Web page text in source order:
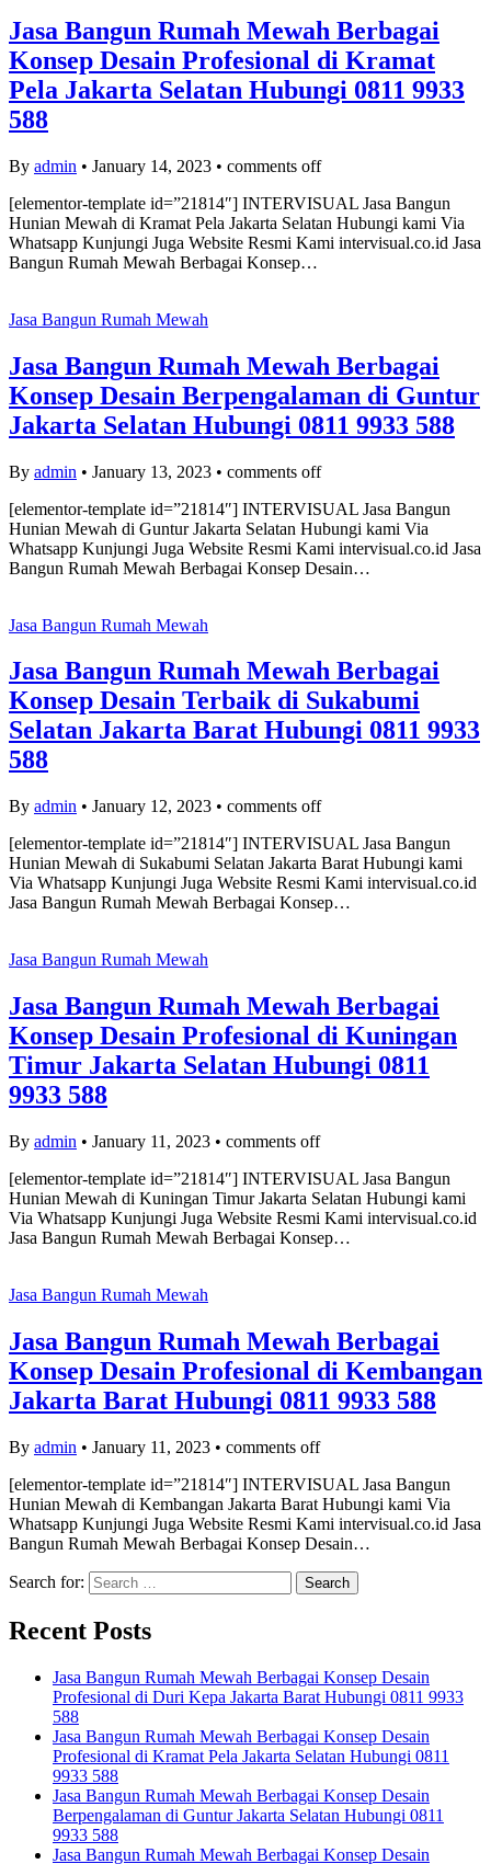
Jasa Bangun Rumah Mewah Berbagai
Konsep Desain Profesional di Kramat
Pela Jakarta Selatan Hubungi 0811 9933
588
By admin • January 14, 2023 • comments off
[elementor-template id=”21814″] INTERVISUAL Jasa Bangun
Hunian Mewah di Kramat Pela Jakarta Selatan Hubungi kami Via
Whatsapp Kunjungi Juga Website Resmi Kami intervisual.co.id Jasa
Bangun Rumah Mewah Berbagai Konsep…
Jasa Bangun Rumah Mewah
Jasa Bangun Rumah Mewah Berbagai
Konsep Desain Berpengalaman di Guntur
Jakarta Selatan Hubungi 0811 9933 588
By admin • January 13, 2023 • comments off
[elementor-template id=”21814″] INTERVISUAL Jasa Bangun
Hunian Mewah di Guntur Jakarta Selatan Hubungi kami Via
Whatsapp Kunjungi Juga Website Resmi Kami intervisual.co.id Jasa
Bangun Rumah Mewah Berbagai Konsep Desain…
Jasa Bangun Rumah Mewah
Jasa Bangun Rumah Mewah Berbagai
Konsep Desain Terbaik di Sukabumi
Selatan Jakarta Barat Hubungi 0811 9933
588
By admin • January 12, 2023 • comments off
[elementor-template id=”21814″] INTERVISUAL Jasa Bangun
Hunian Mewah di Sukabumi Selatan Jakarta Barat Hubungi kami
Via Whatsapp Kunjungi Juga Website Resmi Kami intervisual.co.id
Jasa Bangun Rumah Mewah Berbagai Konsep…
Jasa Bangun Rumah Mewah
Jasa Bangun Rumah Mewah Berbagai
Konsep Desain Profesional di Kuningan
Timur Jakarta Selatan Hubungi 0811
9933 588
By admin • January 11, 2023 • comments off
[elementor-template id=”21814″] INTERVISUAL Jasa Bangun
Hunian Mewah di Kuningan Timur Jakarta Selatan Hubungi kami
Via Whatsapp Kunjungi Juga Website Resmi Kami intervisual.co.id
Jasa Bangun Rumah Mewah Berbagai Konsep…
Jasa Bangun Rumah Mewah
Jasa Bangun Rumah Mewah Berbagai
Konsep Desain Profesional di Kembangan
Jakarta Barat Hubungi 0811 9933 588
By admin • January 11, 2023 • comments off
[elementor-template id=”21814″] INTERVISUAL Jasa Bangun
Hunian Mewah di Kembangan Jakarta Barat Hubungi kami Via
Whatsapp Kunjungi Juga Website Resmi Kami intervisual.co.id Jasa
Bangun Rumah Mewah Berbagai Konsep Desain…
Search for:
Recent Posts
Jasa Bangun Rumah Mewah Berbagai Konsep Desain
Profesional di Duri Kepa Jakarta Barat Hubungi 0811 9933
588
Jasa Bangun Rumah Mewah Berbagai Konsep Desain
Profesional di Kramat Pela Jakarta Selatan Hubungi 0811
9933 588
Jasa Bangun Rumah Mewah Berbagai Konsep Desain
Berpengalaman di Guntur Jakarta Selatan Hubungi 0811
9933 588
Jasa Bangun Rumah Mewah Berbagai Konsep Desain